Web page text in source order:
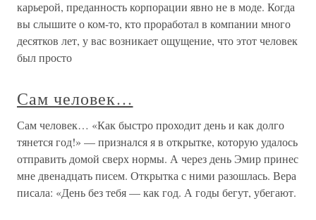
карьерой, преданность корпорации явно не в моде. Когда
вы слышите о ком-то, кто проработал в компании много
десятков лет, у вас возникает ощущение, что этот человек
был просто
Сам человек…
Сам человек… «Как быстро проходит день и как долго
тянется год!» — признался я в открытке, которую удалось
отправить домой сверх нормы. А через день Эмир принес
мне двенадцать писем. Открытка с ними разошлась. Вера
писала: «День без тебя — как год. А годы бегут, убегают.